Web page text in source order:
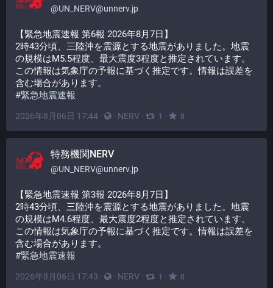
@UN_NERV@unnerv.jp
【緊急地震速報 第6報 2026年8月7日】
2時43分頃、三陸沖を震源とする地震がありました。地震
の規模はM5.5程度、最大震度3程度と推定されています。
この情報は気象庁の予報に基づく推定です。情報は誤差を
含む場合があります。
#緊急地震速報
2026年8月06日 17:44 · · NERV · 1 · 0
特務機関NERV
@UN_NERV@unnerv.jp
【緊急地震速報 第3報 2026年8月7日】
2時43分頃、三陸沖を震源とする地震がありました。地震
の規模はM4.6程度、最大震度2程度と推定されています。
この情報は気象庁の予報に基づく推定です。情報は誤差を
含む場合があります。
#緊急地震速報
2026年8月06日 17:43 · · NERV · 1 · 0